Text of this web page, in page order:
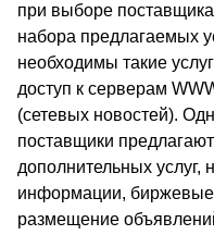
при выборе поставщика
набора предлагаемых
необходимы такие
доступ к серверам
(сетевых новостей).
поставщики
дополнительных услуг,
информации, биржевые
размещение